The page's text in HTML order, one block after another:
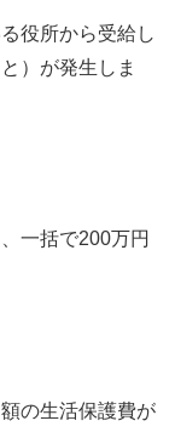
役所から受給し
）が発生しま
一括で200万円
の生活保護費が